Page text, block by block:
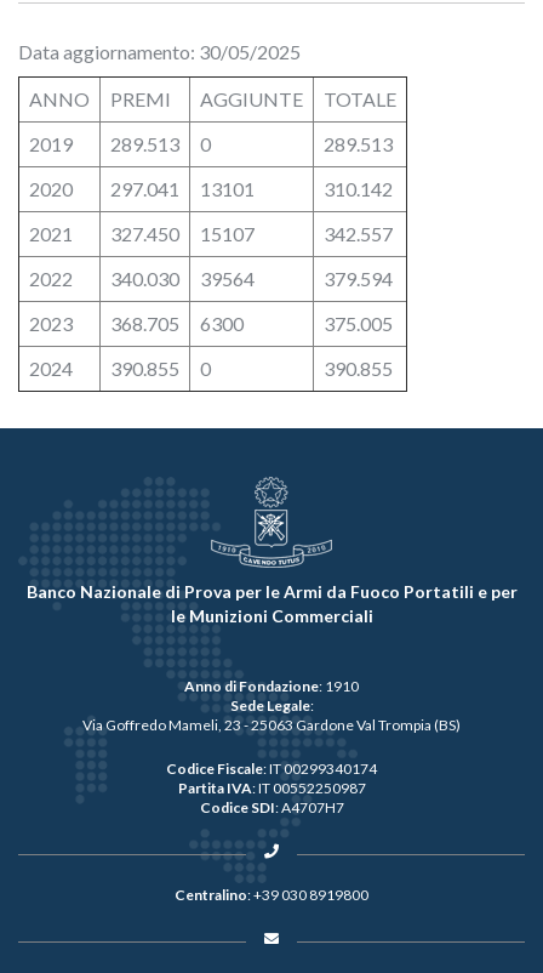
Data aggiornamento: 30/05/2025
ANNO PREMI AGGIUNTE
TOTALE
2019
289.513 0
289.513
2020
297.041 13101
310.142
2021
327.450 15107
342.557
2022
340.030 39564
379.594
2023
368.705 6300
375.005
2024
390.855 0 390.855
Banco Nazionale di Prova per le Armi da Fuoco Portatili e per
le Munizioni Commerciali
Anno di Fondazione: 1910
Sede Legale:
Via Goffredo Mameli, 23 - 25063 Gardone Val Trompia (BS)
Codice Fiscale: IT 00299340174
Partita IVA: IT 00552250987
Codice SDI: A4707H7
Centralino:+39 030 8919800